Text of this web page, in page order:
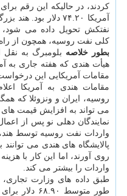
آمریکا ۷۴.۲۰ دلار
نفتکش تحویل داده می شود،
کلی نفت روسیه، همچون از
بطور خلاصه بلومبرگ به
هیأت هندی که هفته جاری به
مقامات آمریکایی این
مقامات هندی به آمریکا
روسیه، ایران و ونزوئلا که
می تواند به افزایش قیمت
نمایندگان دهلی نو پس از
واردات نفت روسیه توسط
پالایشگاه های هندی می
روی آورند، اما این کار با
واردات را بیشتر می کند.
طبق داده های وزارت تجاری،
طور متوسط